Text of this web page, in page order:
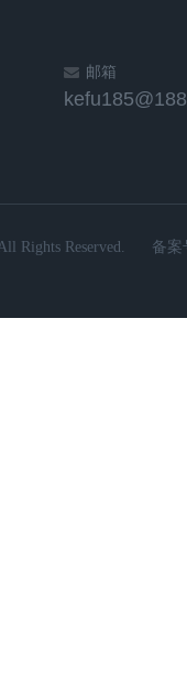
邮箱
Rights Reserved. 备案